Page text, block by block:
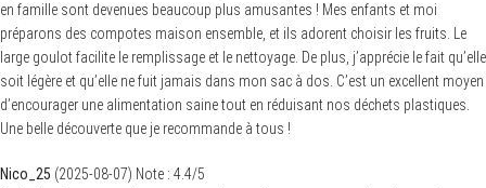
en famille sont devenues beaucoup plus amusantes ! Mes enfants et moi
préparons des compotes maison ensemble, et ils adorent choisir les fruits. Le
large goulot facilite le remplissage et le nettoyage. De plus, j’apprécie le fait qu’elle
soit légère et qu’elle ne fuit jamais dans mon sac à dos. C’est un excellent moyen
d’encourager une alimentation saine tout en réduisant nos déchets plastiques.
Une belle découverte que je recommande à tous !
Nico_25 (2025-08-07) Note : 4.4/5